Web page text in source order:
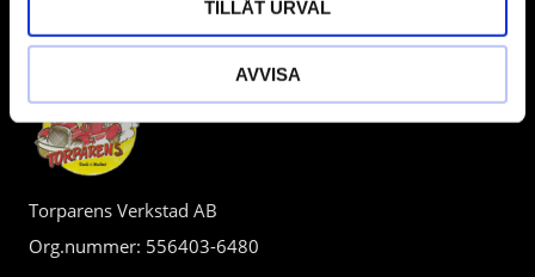
TILLÅT URVAL
AVVISA
Torparens Verkstad AB
Org.nummer: 556403-6480